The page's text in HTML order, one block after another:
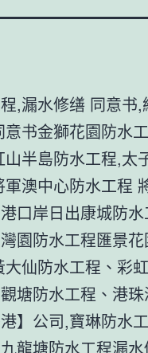
,漏水修缮 同意书
书金獅花園防水
山半島防水工程,太
軍澳中心防水工程
口岸日出康城防
園防水工程匯景
大仙防水工程、彩
塘防水工程、港
】公司,寶琳防水
龍塘防水工程漏